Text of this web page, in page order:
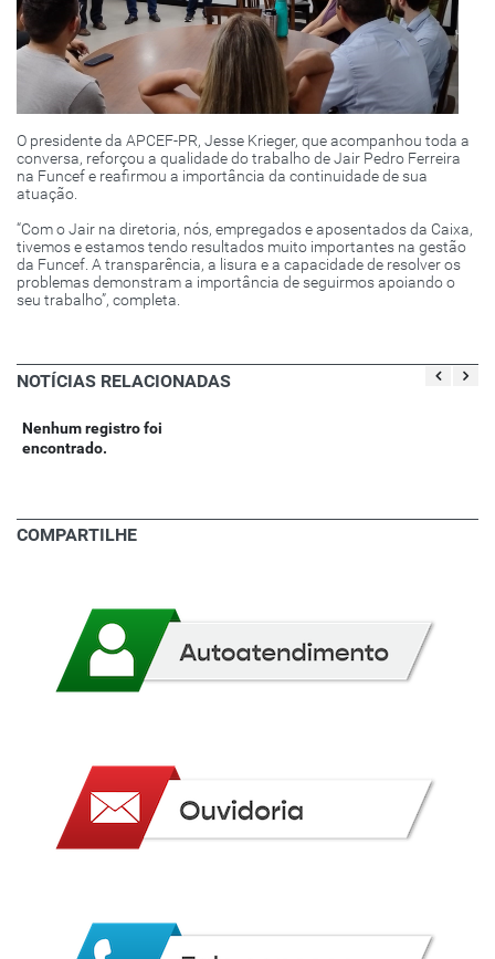
O presidente da APCEF-PR, Jesse Krieger, que acompanhou toda a
conversa, reforçou a qualidade do trabalho de Jair Pedro Ferreira
na Funcef e reafirmou a importância da continuidade de sua
atuação.
“Com o Jair na diretoria, nós, empregados e aposentados da Caixa,
tivemos e estamos tendo resultados muito importantes na gestão
da Funcef. A transparência, a lisura e a capacidade de resolver os
problemas demonstram a importância de seguirmos apoiando o
seu trabalho”, completa.
NOTÍCIAS RELACIONADAS
Nenhum registro foi
encontrado.
COMPARTILHE